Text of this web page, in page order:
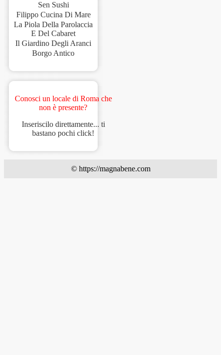
Sen Sushi
Filippo Cucina Di Mare
La Piola Della Parolaccia
E Del Cabaret
Il Giardino Degli Aranci
Borgo Antico
Conosci un locale di Roma che
non è presente?
Inseriscilo direttamente... ti
bastano pochi click!
© https://magnabene.com